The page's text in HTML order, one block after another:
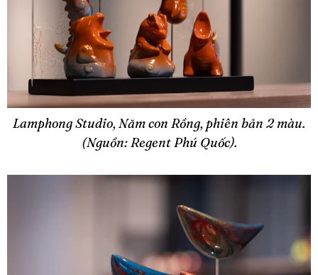
Lamphong Studio, Năm con Rồng, phiên bản 2 màu.
(Nguồn: Regent Phú Quốc).